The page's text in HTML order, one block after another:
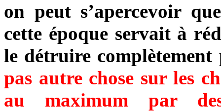
on peut s’apercevoir
cette époque servait à
le détruire
pas autre chose sur les
au maximum par